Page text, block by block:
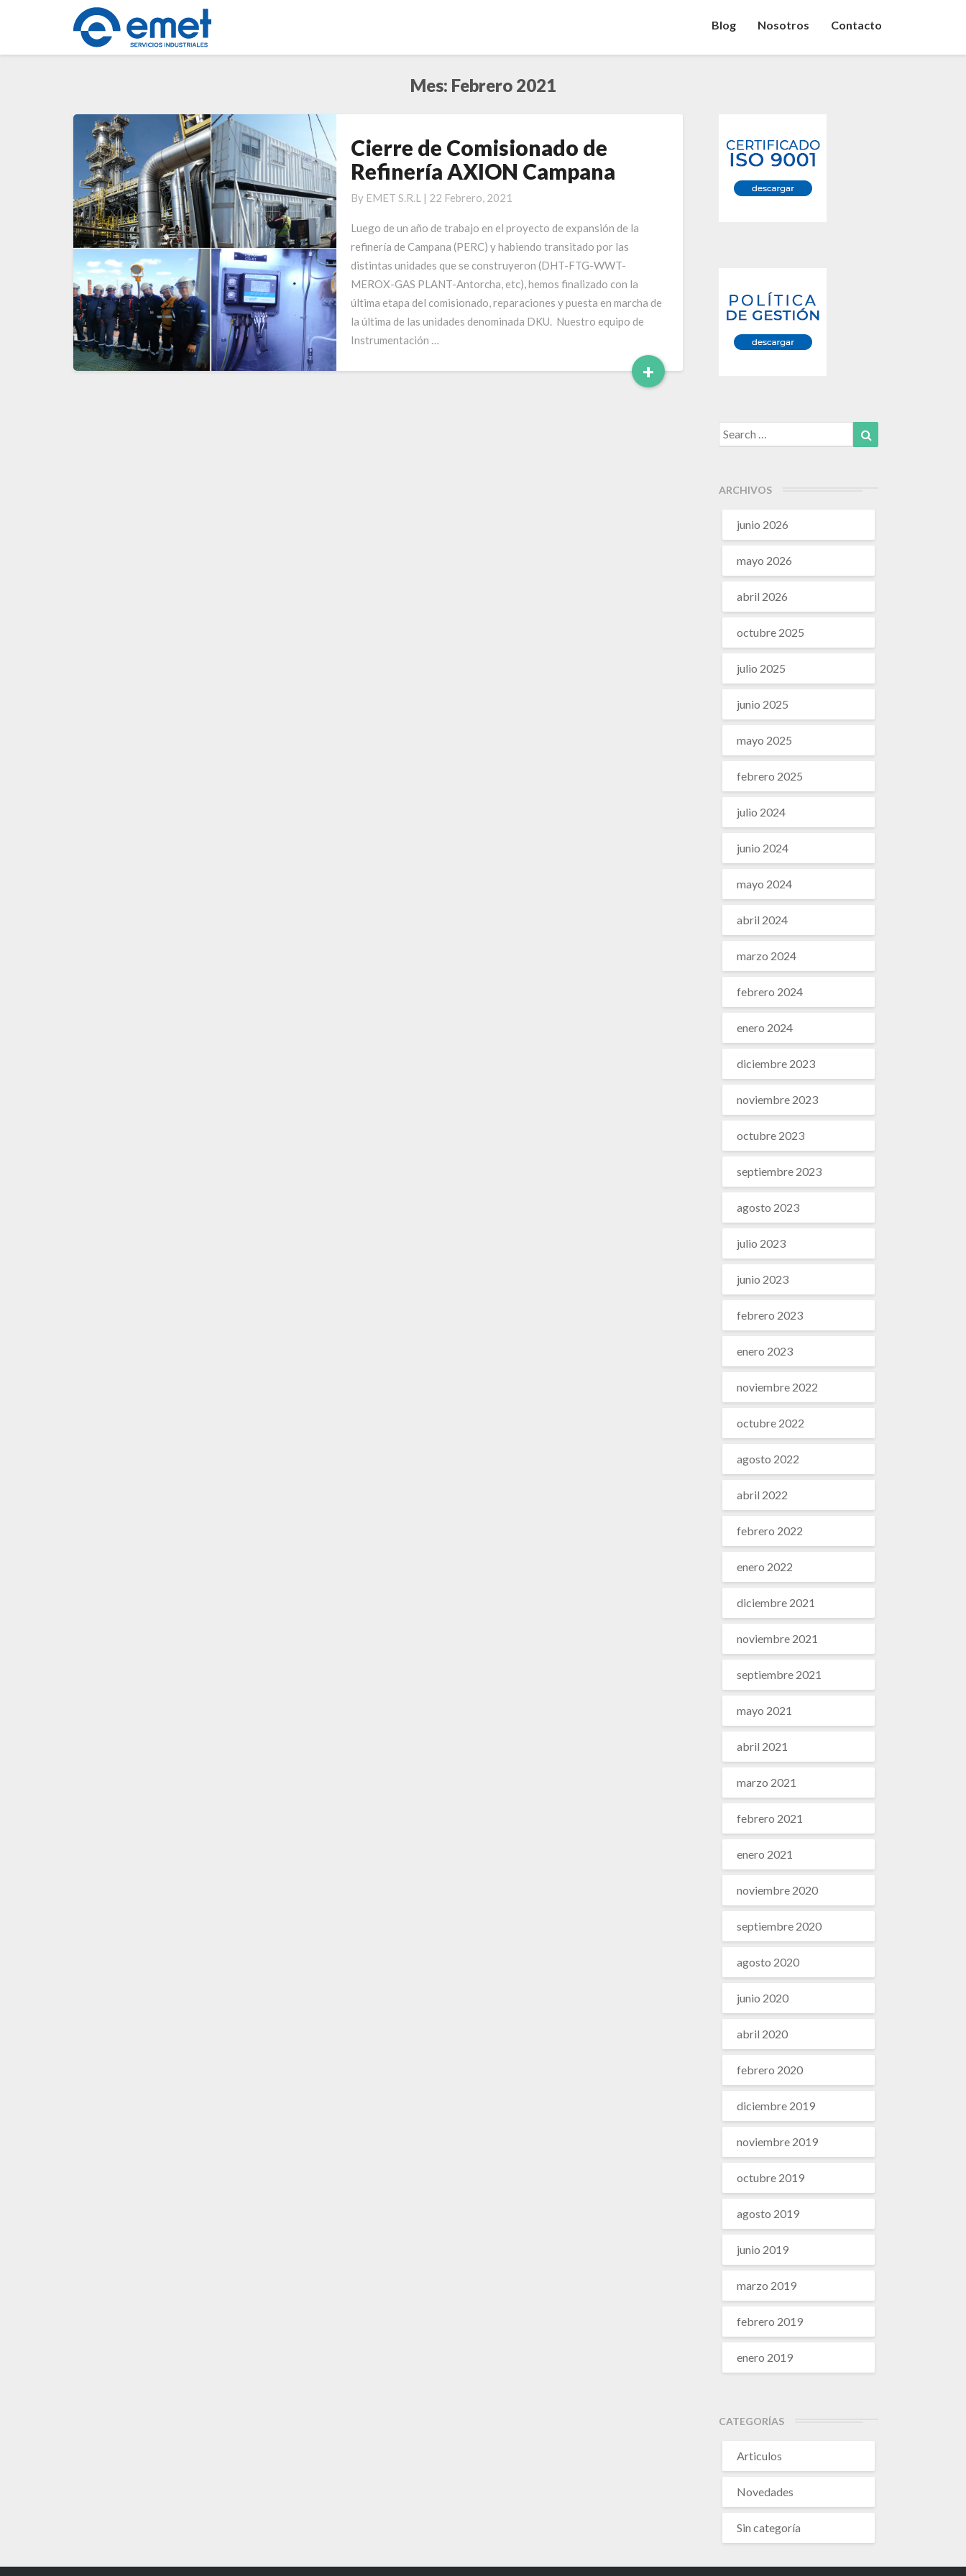
Blog Nosotros Contacto
Mes: Febrero 2021
Cierre
de
Comisionado
de
AXION
Campana
Cierre de Comisionado de
Refinería AXION Campana
By EMET S.R.L | 22 Febrero, 2021
Luego de un año de trabajo en el proyecto de expansión de la
refinería de Campana (PERC) y habiendo transitado por las
distintas unidades que se construyeron (DHT-FTG-WWT-
MEROX-GAS PLANT-Antorcha, etc), hemos finalizado con la
última etapa del comisionado, reparaciones y puesta en marcha de
la última de las unidades denominada DKU. Nuestro equipo de
Instrumentación …
+Leer
Más
Search
for:
ARCHIVOS
junio 2026
mayo 2026
abril 2026
octubre 2025
julio 2025
junio 2025
mayo 2025
febrero 2025
julio 2024
junio 2024
mayo 2024
abril 2024
marzo 2024
febrero 2024
enero 2024
diciembre 2023
noviembre 2023
octubre 2023
septiembre 2023
agosto 2023
julio 2023
junio 2023
febrero 2023
enero 2023
noviembre 2022
octubre 2022
agosto 2022
abril 2022
febrero 2022
enero 2022
diciembre 2021
noviembre 2021
septiembre 2021
mayo 2021
abril 2021
marzo 2021
febrero 2021
enero 2021
noviembre 2020
septiembre 2020
agosto 2020
junio 2020
abril 2020
febrero 2020
diciembre 2019
noviembre 2019
octubre 2019
agosto 2019
junio 2019
marzo 2019
febrero 2019
enero 2019
CATEGORÍAS
Articulos
Novedades
Sin categoría